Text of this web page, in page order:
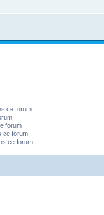
ce forum
forum
ce forum
ce forum